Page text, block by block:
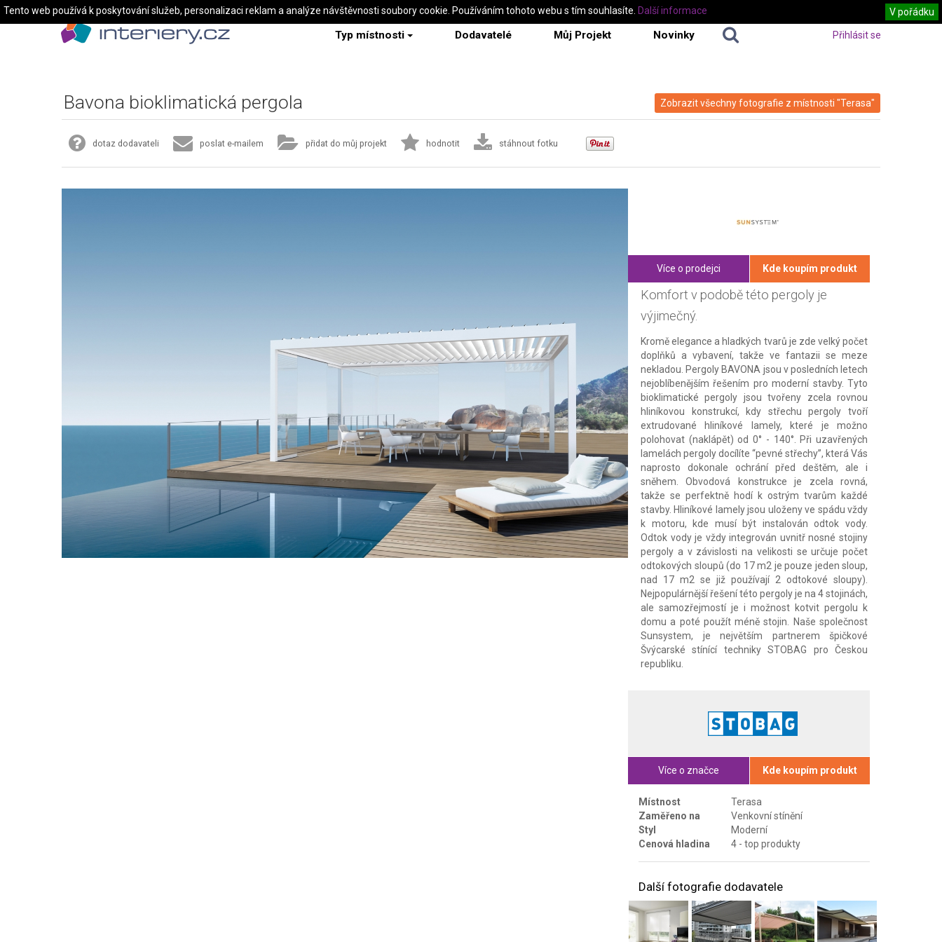
Typ místnosti Dodavatelé Můj Projekt Novinky Přihlásit se
Zobrazit všechny fotografie z místnosti "Terasa"
Bavona bioklimatická pergola
dotaz dodavateli poslat e-mailem přidat do můj projekt hodnotit stáhnout fotku
Více o prodejci Kde koupím produkt
Komfort v podobě této pergoly je
výjimečný.
Kromě elegance a hladkých tvarů je zde velký počet
doplňků a vybavení, takže ve fantazii se meze
nekladou. Pergoly BAVONA jsou v posledních letech
nejoblíbenějším řešením pro moderní stavby. Tyto
bioklimatické pergoly jsou tvořeny zcela rovnou
hliníkovou konstrukcí, kdy střechu pergoly tvoří
extrudované hliníkové lamely, které je možno
polohovat (naklápět) od 0° - 140°. Při uzavřených
lamelách pergoly docílíte “pevné střechy”, která Vás
naprosto dokonale ochrání před deštěm, ale i
sněhem. Obvodová konstrukce je zcela rovná,
takže se perfektně hodí k ostrým tvarům každé
stavby. Hliníkové lamely jsou uloženy ve spádu vždy
k motoru, kde musí být instalován odtok vody.
Odtok vody je vždy integrován uvnitř nosné stojiny
pergoly a v závislosti na velikosti se určuje počet
odtokových sloupů (do 17 m2 je pouze jeden sloup,
nad 17 m2 se již používají 2 odtokové sloupy).
Nejpopulárnější řešení této pergoly je na 4 stojinách,
ale samozřejmostí je i možnost kotvit pergolu k
domu a poté použít méně stojin. Naše společnost
Sunsystem, je největším partnerem špičkové
Švýcarské stínící techniky STOBAG pro Českou
republiku.
Více o značce Kde koupím produkt
Místnost
Terasa
Zaměřeno na
Venkovní stínění
Styl
Moderní
Cenová hladina
4 - top produkty
Další fotografie dodavatele
Tento web používá k poskytování služeb, personalizaci reklam a analýze návštěvnosti soubory cookie. Používáním tohoto webu s tím souhlasíte. V pořádku
Další informace